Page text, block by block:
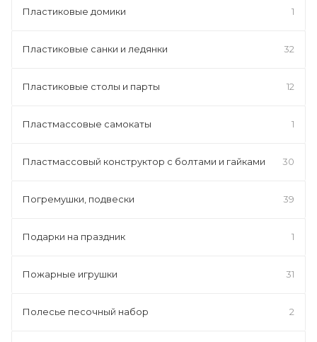
Пластиковые домики 1
Пластиковые санки и ледянки 32
Пластиковые столы и парты 12
Пластмассовые самокаты 1
Пластмассовый конструктор с болтами и гайками 30
Погремушки, подвески 39
Подарки на праздник 1
Пожарные игрушки 31
Полесье песочный набор 2